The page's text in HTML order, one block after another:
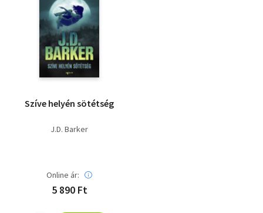
Szíve helyén sötétség
J.D. Barker
Online ár:
5 890 Ft